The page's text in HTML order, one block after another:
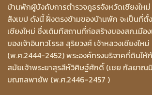
บ้านพักผู้บังคับการตำรวจภูธรจังหวัดเชียงให
สังเขป ดังนี้ ฝั่งตรงข้ามของบ้านพัก จะเป็นที่ตั้
เชียงใหม่ ซึ่งเดิมทีสถานที่ก่อสร้างของสภ.เมือ
ของเจ้าอินทวโรรส สุริยวงศ์ เจ้าหลวงเชียงให
(พ.ศ.2444-2452) พระองค์ทรงบริจาคที่ดินให้
สมัยเจ้าพระยาสุรสีห์วิศิษฐ์ศักดิ์ (เชย กัลยาณ
มณฑลพายัพ (พ.ศ.2446-2457 )